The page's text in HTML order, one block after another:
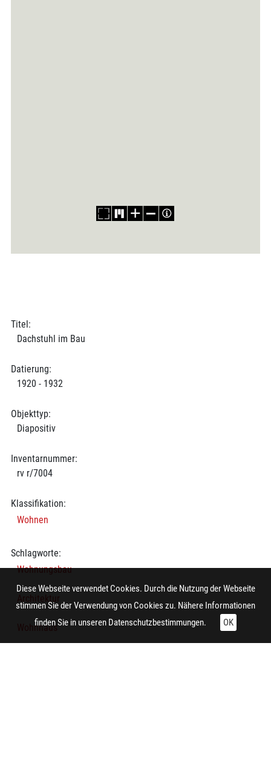
Titel:
Dachstuhl im Bau
Datierung:
1920 - 1932
Objekttyp:
Diapositiv
Inventarnummer:
rv r/7004
Klassifikation:
Wohnen
Schlagworte:
Wohnungsbau
Wohnhaus
Diese Webseite verwendet Cookies. Durch die Nutzung der Webseite
stimmen Sie der Verwendung von Cookies zu. Nähere Informationen
finden Sie in unseren Datenschutzbestimmungen. OK